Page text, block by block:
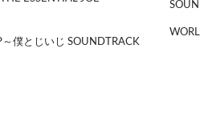
～僕とじいじ SOUNDTRACK